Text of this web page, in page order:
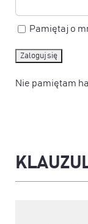
Pamiętaj o
Nie pamiętam